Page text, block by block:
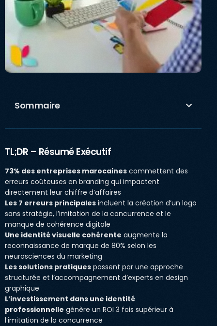
Sommaire
TL;DR – Résumé Exécutif
73% des entreprises marocaines commettent des
erreurs coûteuses en branding qui impactent
directement leur chiffre d’affaires
Les 7 erreurs principales incluent la création d’un logo
sans stratégie, l’imitation de la concurrence et le
manque de cohérence digitale
Une identité visuelle cohérente augmente la
reconnaissance de marque de 80% selon les
neurosciences du marketing
Les solutions pratiques passent par une approche
structurée et l’accompagnement d’experts en design
graphique
L’investissement dans une identité
professionnelle génère un ROI 3 fois supérieur à
l’imitation de la concurrence